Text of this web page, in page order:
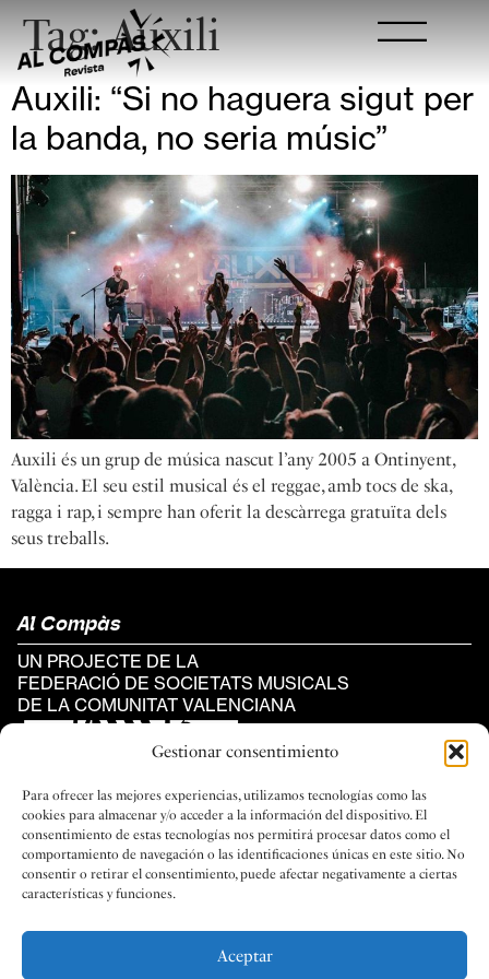
Gestionar consentimiento
Para ofrecer las mejores experiencias, utilizamos tecnologías como las
cookies para almacenar y/o acceder a la información del dispositivo. El
consentimiento de estas tecnologías nos permitirá procesar datos como el
comportamiento de navegación o las identificaciones únicas en este sitio. No
consentir o retirar el consentimiento, puede afectar negativamente a ciertas
características y funciones.
Aceptar
Tag:Auxili
Auxili: “Si no haguera sigut per
la banda, no seria músic”
Auxili és un grup de música nascut l’any 2005 a Ontinyent,
València. El seu estil musical és el reggae, amb tocs de ska,
ragga i rap, i sempre han oferit la descàrrega gratuïta dels
seus treballs.
Al Compàs
UN PROJECTE DE LA
FEDERACIÓ DE SOCIETATS MUSICALS
DE LA COMUNITAT VALENCIANA
Categories
#REPORTATGES
#QUIÉSQUI
#LATERRETA